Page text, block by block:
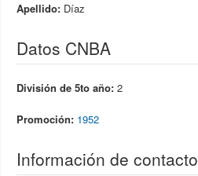
Apellido: Díaz
Datos CNBA
División de 5to año: 2
Promoción: 1952
Información de contacto